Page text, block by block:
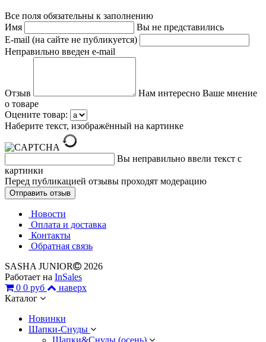
Все поля обязательны к заполнению
Имя
Вы не представились
E-mail (на сайте не публикуется)
Неправильно введен e-mail
Отзыв
Нам интересно Ваше мнение
о товаре
Оцените товар:
Наберите текст, изображённый на картинке
Вы неправильно ввели текст с
картинки
Перед публикацией отзывы проходят модерацию
Новости
Оплата и доставка
Контакты
Обратная связь
SASHA JUNIOR
2026
Работает на InSales
0 0 руб
наверх
Каталог
Новинки
Шапки-Снуды
Шапки&Cнуды (осень)